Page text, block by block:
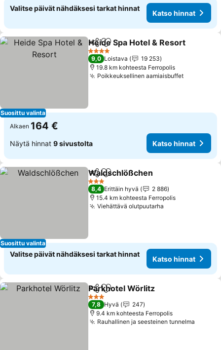
Valitse päivät nähdäksesi tarkat hinnat
Katso hinnat
Suosittu valinta
Jaa Lisää suosikkeihin
Heide Spa Hotel & Resort
4 Tähtiluokitus
9,0 Loistava
19 253
19.8 km kohteesta Ferropolis
Poikkeuksellinen aamiaisbuffetKatso
Alkaen 164 €
Näytä hinnat 9 sivustolta Katso hinnat
Suosittu valinta
Jaa Lisää suosikkeihin
Waldschlößchen
3 Tähtiluokitus
8,4 Erittäin hyvä
2 886
15.4 km kohteesta Ferropolis
Viehättävä olutpuutarha
Valitse päivät nähdäksesi tarkat hinnat
Katso hinnat
Jaa Lisää suosikkeihin
Parkhotel Wörlitz
3 Tähtiluokitus
7,8 Hyvä
247
9.4 km kohteesta Ferropolis
Rauhallinen ja seesteinen tunnelma